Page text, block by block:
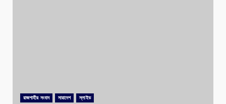
রাজশাহীর সংবাদ সারাদেশ স্লাইড